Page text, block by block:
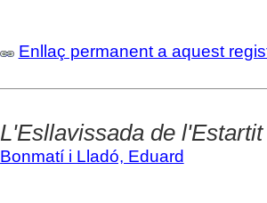
Enllaç permanent a aquest
L'Esllavissada de l'Estartit
Bonmatí i Lladó, Eduard